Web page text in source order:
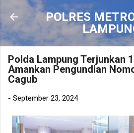
Langsung ke konten
POLRES
Polda Lampung Terjunkan
Amankan Pengundian
Cagub
- September 23, 2024